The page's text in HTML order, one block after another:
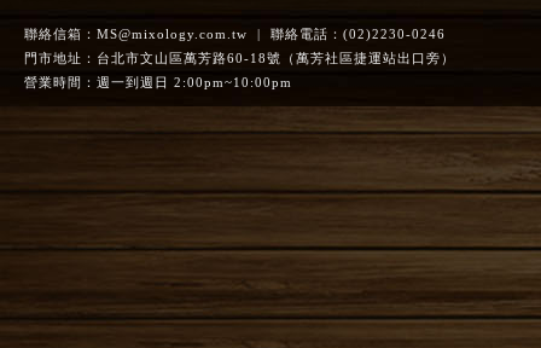
聯絡信箱： MS@mixology.com.tw | 聯絡電話：(02)2230-0246
門市地址：台北市文山區萬芳路60-18號（萬芳社區捷運站出口旁）
營業時間：週一到週日 2:00pm~10:00pm